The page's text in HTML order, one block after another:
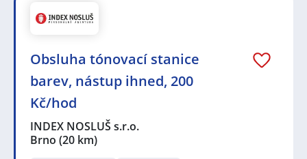
Obsluha tónovací stanice
barev, nástup ihned, 200
Kč/hod
INDEX NOSLUŠ s.r.o.
Brno (20 km)